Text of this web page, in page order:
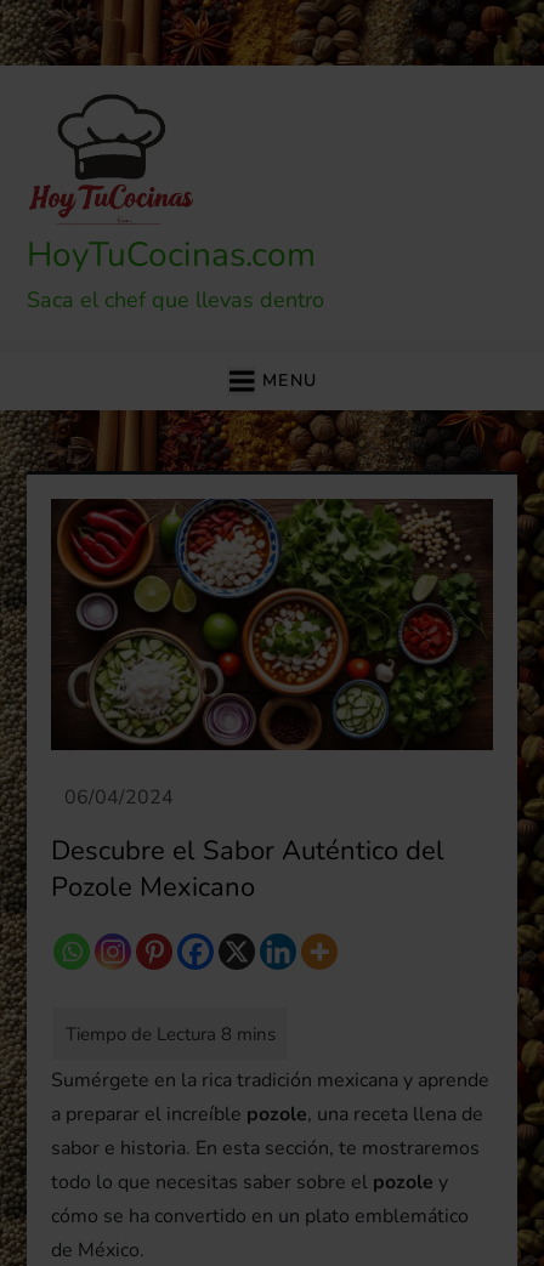
Skip
to
HoyTuCocinas.com
Saca el chef que llevas dentro
MENU
Descubre el Sabor Auténtico del
Pozole Mexicano
Sumérgete en la rica tradición mexicana y aprende
a preparar el increíble pozole, una receta llena de
sabor e historia. En esta sección, te mostraremos
todo lo que necesitas saber sobre el pozole y
cómo se ha convertido en un plato emblemático
de México.